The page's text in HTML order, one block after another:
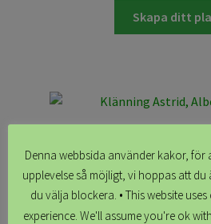
Skapa ditt
kr2,199.00
Läs mer
Denna webbsida använder kakor, för
upplevelse så möjligt, vi hoppas att
du välja blockera. • This website
experience. We'll assume you're ok